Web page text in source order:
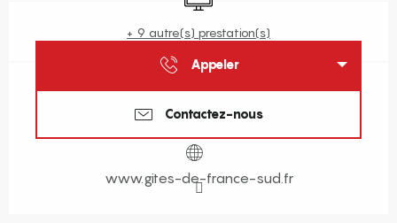
+ 9 autre(s) prestation(s)
Appeler
Contactez-nous
www.gites-de-france-sud.fr